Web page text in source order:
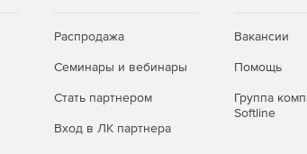
Распродажа
Семинары и вебинары
Стать партнером
Вход в ЛК партнера
Вакансии
Помощь
Группа
Softline